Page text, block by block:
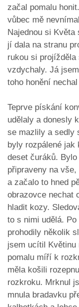
začal pomalu
vůbec mě
Najednou si
jí dala na stranu
rukou si projížděla
vzdychaly. Já
toho honění
Teprve pískání
udělaly a donesly
se mazlily a sedly
byly rozpálené
deset čuráků.
připraveny na
a začalo to hned
obrazovce nechat
hladit kozy.
to s nimi udělá.
prohodily několik
jsem ucítil Květinu
pomalu míří k
měla košili
rozkroku. Mrknul
mnula bradavku